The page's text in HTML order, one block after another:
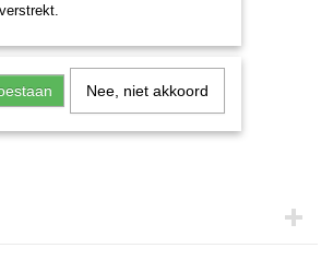
Nee, niet akkoord